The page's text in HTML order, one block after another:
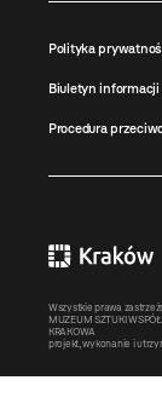
Polityka
Biuletyn
Procedura
Wszystkie prawa
MUZEUM SZTUKI
KRAKOWA
projekt, wykonanie i